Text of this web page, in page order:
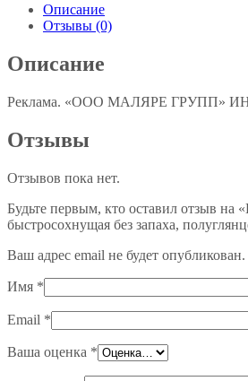
Описание
Отзывы (0)
Описание
Реклама. «ООО МАЛЯРЕ ГРУПП» ИНН
Отзывы
Отзывов пока нет.
Будьте первым, кто оставил отзыв на
быстросохнущая без запаха,
Ваш адрес email не будет опубликован.
Имя *
Email *
Ваша оценка *